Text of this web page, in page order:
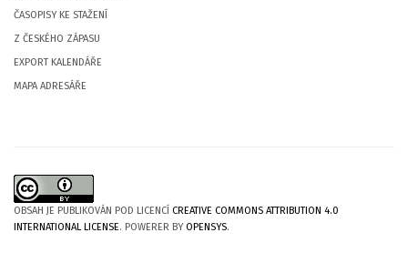
ČASOPISY KE STAŽENÍ
Z ČESKÉHO ZÁPASU
EXPORT KALENDÁŘE
MAPA ADRESÁŘE
OBSAH JE PUBLIKOVÁN POD LICENCÍ CREATIVE COMMONS ATTRIBUTION 4.0
INTERNATIONAL LICENSE. POWERER BYOPENSYS.